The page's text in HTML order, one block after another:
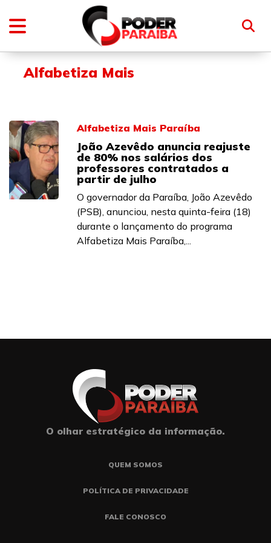
Alfabetiza Mais
Alfabetiza Mais Paraíba
João Azevêdo anuncia reajuste
de 80% nos salários dos
professores contratados a
partir de julho
O governador da Paraíba, João Azevêdo
(PSB), anunciou, nesta quinta-feira (18)
durante o lançamento do programa
Alfabetiza Mais Paraíba,...
O olhar estratégico da informação.
QUEM SOMOS
POLÍTICA DE PRIVACIDADE
FALE CONOSCO